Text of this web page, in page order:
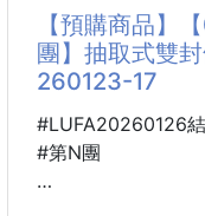
荔枝紋軟皮革手感
Pro max 📱、中夾
【預購商品】
團】抽取式雙
260123-17
#LUFA20260126
#第N團